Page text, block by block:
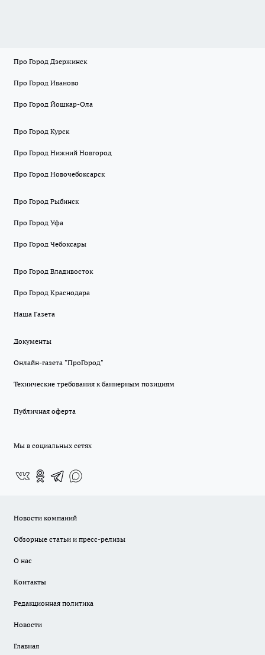
Про Город Дзержинск
Про Город Иваново
Про Город Йошкар-Ола
Про Город Курск
Про Город Нижний Новгород
Про Город Новочебоксарск
Про Город Рыбинск
Про Город Уфа
Про Город Чебоксары
Про Город Владивосток
Про Город Краснодара
Наша Газета
Документы
Онлайн-газета "ПроГород"
Технические требования к баннерным позициям
Публичная оферта
Мы в социальных сетях
Новости компаний
Обзорные статьи и пресс-релизы
О нас
Контакты
Редакционная политика
Новости
Главная